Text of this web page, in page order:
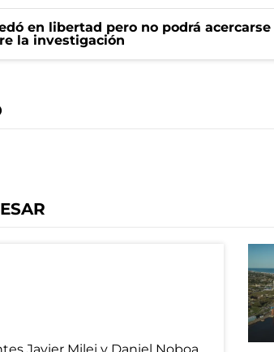
en libertad pero no podrá acercarse
la investigación